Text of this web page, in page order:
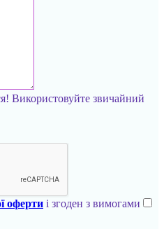
Використовуйте звичайний
оферти і згоден з вимогами